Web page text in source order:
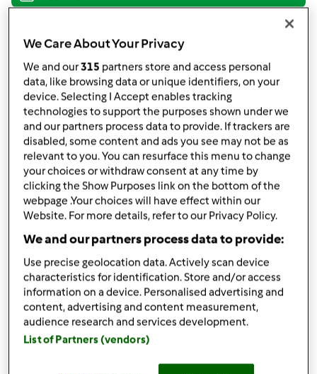
published: 10-10-2010
modificata: 17-02-2015
Aggiungi alle mie raccolte
condividi la ricetta
Ingredienti
450g di fave,sbucciate non tenere
quelle di fine raccolta
1spicchio d'aglio,grande o due piccoli
70 g. di finocchio selvatico
100 g. di pancetta a dadini
400 g. di polpa di pomodori in pezzi
o passata di pomodoro
We Care About Your Privacy
We and our315 partners store and access personal
data, like browsing data or unique identifiers, on your
device. Selecting I Accept enables tracking
technologies to support the purposes shown under we
and our partners process data to provide. If trackers are
disabled, some content and ads you see may not be as
relevant to you. You can resurface this menu to change
your choices or withdraw consent at any time by
clicking the Show Purposes link on the bottom of the
webpage .Your choices will have effect within our
Website. For more details, refer to our Privacy Policy.
We and our partners process data to provide:
Use precise geolocation data. Actively scan device
characteristics for identification. Store and/or access
information on a device. Personalised advertising and
content, advertising and content measurement,
audience research and services development.
List of Partners (vendors)